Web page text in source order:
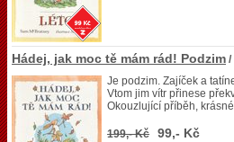
Hádej, jak moc tě mám rád! Podzim /
Je podzim. Zajíček a
Vtom jim vítr přinese
Okouzlující příběh,
199,- Kč 99,- Kč